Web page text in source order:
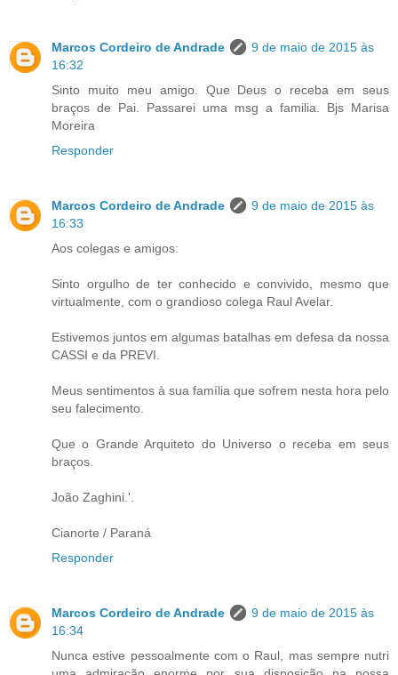
Marcos Cordeiro de Andrade
9 de maio de 2015 às
16:32
Sinto muito meu amigo. Que Deus o receba em seus
braços de Pai. Passarei uma msg a familia. Bjs Marisa
Moreira
Responder
Marcos Cordeiro de Andrade
9 de maio de 2015 às
16:33
Aos colegas e amigos:
Sinto orgulho de ter conhecido e convivido, mesmo que
virtualmente, com o grandioso colega Raul Avelar.
Estivemos juntos em algumas batalhas em defesa da nossa
CASSI e da PREVI.
Meus sentimentos à sua família que sofrem nesta hora pelo
seu falecimento.
Que o Grande Arquiteto do Universo o receba em seus
braços.
João Zaghini.'.
Cianorte / Paraná
Responder
Marcos Cordeiro de Andrade
9 de maio de 2015 às
16:34
Nunca estive pessoalmente com o Raul, mas sempre nutri